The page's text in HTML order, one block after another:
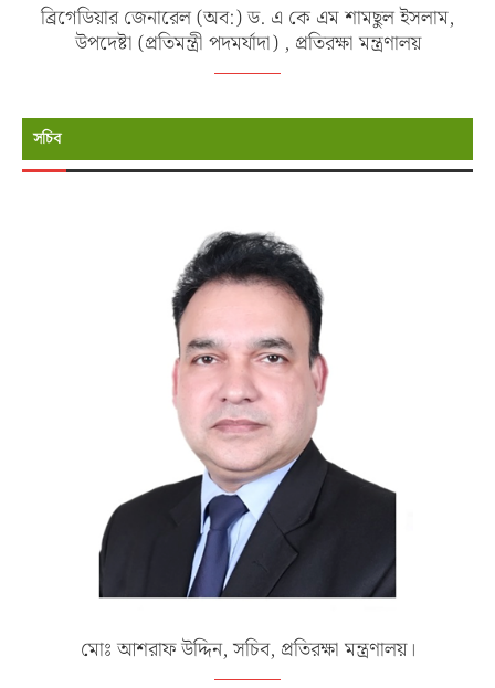
ব্রিগেডিয়ার জেনারেল (অব:) ড. এ কে এম শামছুল ইসলাম,
উপদেষ্টা (প্রতিমন্ত্রী পদমর্যাদা) , প্রতিরক্ষা মন্ত্রণালয়
সচিব
মোঃ আশরাফ উদ্দিন, সচিব, প্রতিরক্ষা মন্ত্রণালয়।